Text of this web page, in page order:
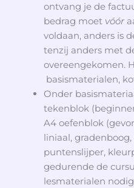
ontvang je de
bedrag moet vóór
voldaan, anders is
tenzij anders met
overeengekomen.
basismaterialen,
Onder
tekenblok
A4 oefenblok
liniaal,
puntenslijper,
gedurende de
lesmaterialen